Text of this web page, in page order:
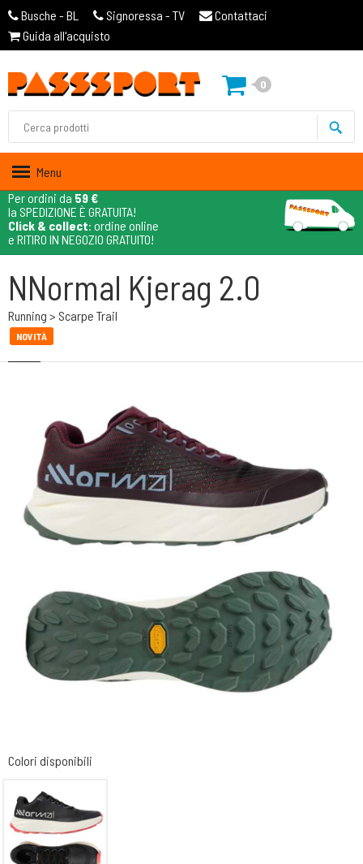
Busche - BL Signoressa - TV
Contattaci
Guida all'acquisto
0
Menu
Per ordini da 59 €
la SPEDIZIONE È GRATUITA!
Click & collect: ordine online
e RITIRO IN NEGOZIO GRATUITO!
NNormal Kjerag 2.0
Running > Scarpe Trail
NOVITÀ
Colori disponibili